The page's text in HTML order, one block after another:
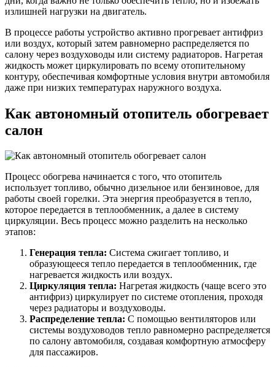
излишней нагрузки на двигатель.
В процессе работы устройство активно прогревает антифриз
или воздух, который затем равномерно распределяется по
салону через воздуховоды или систему радиаторов. Нагретая
жидкость может циркулировать по всему отопительному
контуру, обеспечивая комфортные условия внутри автомобиля
даже при низких температурах наружного воздуха.
Как автономный отопитель обогревает
салон
Процесс обогрева начинается с того, что отопитель
использует топливо, обычно дизельное или бензиновое, для
работы своей горелки. Эта энергия преобразуется в тепло,
которое передается в теплообменник, а далее в систему
циркуляции. Весь процесс можно разделить на несколько
этапов:
Генерация тепла: Система сжигает топливо, и
образующееся тепло передается в теплообменник, где
нагревается жидкость или воздух.
Циркуляция тепла: Нагретая жидкость (чаще всего это
антифриз) циркулирует по системе отопления, проходя
через радиаторы и воздуховоды.
Распределение тепла: С помощью вентиляторов или
системы воздуховодов тепло равномерно распределяется
по салону автомобиля, создавая комфортную атмосферу
для пассажиров.